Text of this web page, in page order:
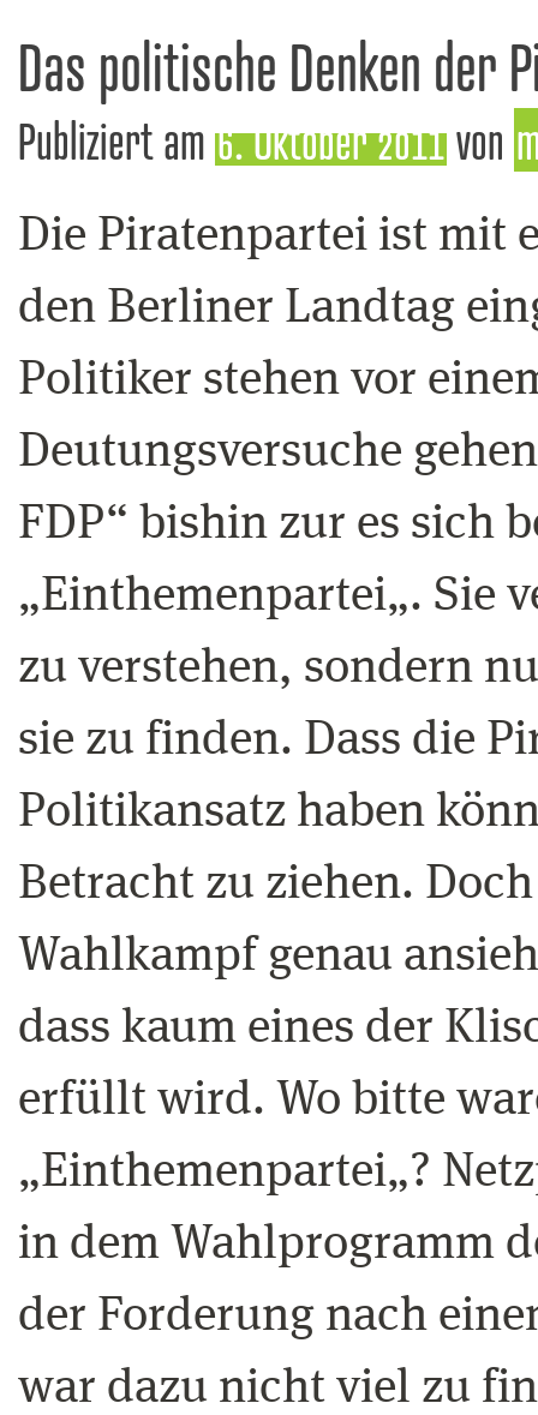
Das politische Denken der
Publiziert am 6. Oktober 2011von
Die Piratenpartei ist mit
den Berliner Landtag
Politiker stehen vor
Deutungsversuche
FDP“ bishin zur es sich
„Einthemenpartei„. Sie
zu verstehen, sondern
sie zu finden. Dass die
Politikansatz haben
Betracht zu ziehen.
Wahlkampf genau
dass kaum eines der
erfüllt wird. Wo bitte
„Einthemenpartei„?
in dem Wahlprogramm
der Forderung nach
war dazu nicht viel zu